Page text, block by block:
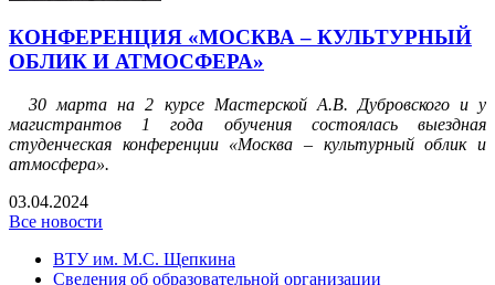
КОНФЕРЕНЦИЯ «МОСКВА – КУЛЬТУРНЫЙ
ОБЛИК И АТМОСФЕРА»
30 марта на 2 курсе Мастерской А.В. Дубровского и у
магистрантов 1 года обучения состоялась выездная
студенческая конференции «Москва – культурный облик и
атмосфера».
03.04.2024
Все новости
ВТУ им. М.С. Щепкина
Сведения об образовательной организации